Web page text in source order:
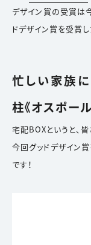
デザイン賞の受賞は
ドデザイン賞を受賞
忙しい家族
柱《オスポー
宅配BOXというと、
今回グッドデザイン
です！